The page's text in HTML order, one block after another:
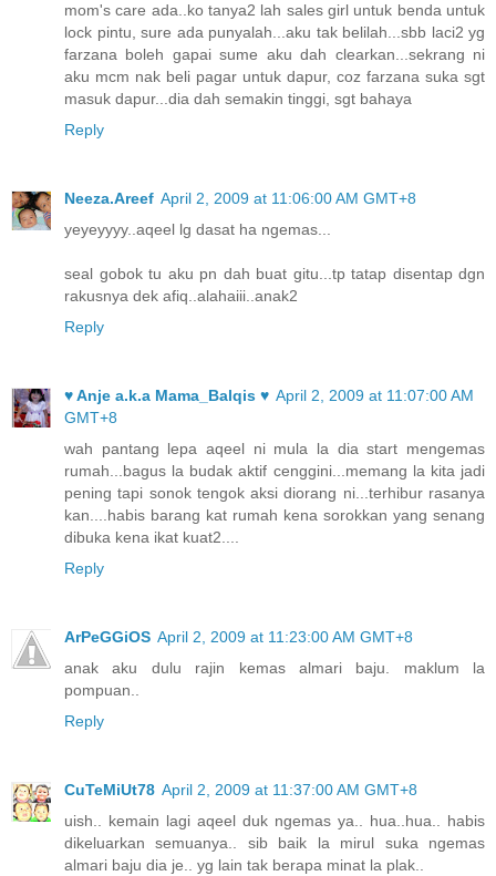
mom's care ada..ko tanya2 lah sales girl untuk benda untuk
lock pintu, sure ada punyalah...aku tak belilah...sbb laci2 yg
farzana boleh gapai sume aku dah clearkan...sekrang ni
aku mcm nak beli pagar untuk dapur, coz farzana suka sgt
masuk dapur...dia dah semakin tinggi, sgt bahaya
Reply
Neeza.Areef April 2, 2009 at 11:06:00 AM GMT+8
yeyeyyyy..aqeel lg dasat ha ngemas...
seal gobok tu aku pn dah buat gitu...tp tatap disentap dgn
rakusnya dek afiq..alahaiii..anak2
Reply
♥ Anje a.k.a Mama_Balqis ♥ April 2, 2009 at 11:07:00 AM
GMT+8
wah pantang lepa aqeel ni mula la dia start mengemas
rumah...bagus la budak aktif cenggini...memang la kita jadi
pening tapi sonok tengok aksi diorang ni...terhibur rasanya
kan....habis barang kat rumah kena sorokkan yang senang
dibuka kena ikat kuat2....
Reply
ArPeGGiOS April 2, 2009 at 11:23:00 AM GMT+8
anak aku dulu rajin kemas almari baju. maklum la
pompuan..
Reply
CuTeMiUt78 April 2, 2009 at 11:37:00 AM GMT+8
uish.. kemain lagi aqeel duk ngemas ya.. hua..hua.. habis
dikeluarkan semuanya.. sib baik la mirul suka ngemas
almari baju dia je.. yg lain tak berapa minat la plak..